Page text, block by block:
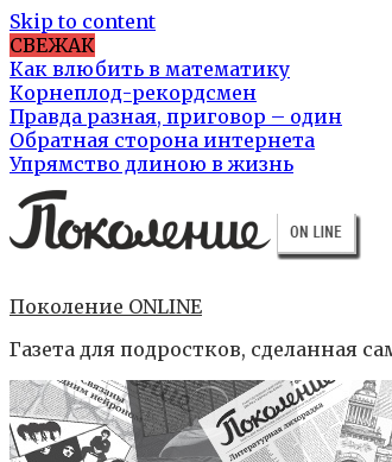
Skip to content
СВЕЖАК
Как влюбить в математику
Корнеплод-рекордсмен
Правда разная, приговор – один
Обратная сторона интернета
Упрямство длиною в жизнь
Поколение ONLINE
Газета для подростков, сделанная